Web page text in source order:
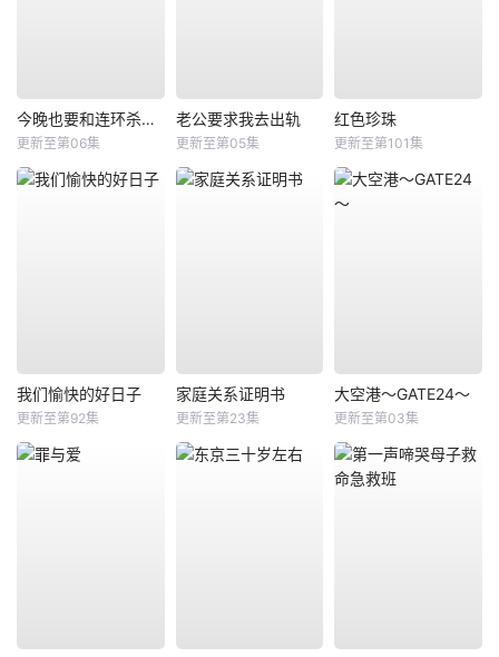
今晚也要和连环杀手约会
更新至第06集
老公要求我去出轨
更新至第05集
红色珍珠
更新至第101集
我们愉快的好日子
更新至第92集
家庭关系证明书
更新至第23集
大空港～GATE24～
更新至第03集